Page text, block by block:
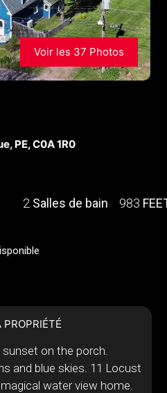
Voir les 37 Photos
PE, C0A 1R0
2 Salles de bain 983
sunset on the porch.
and blue skies. 11 Locust
water view home.